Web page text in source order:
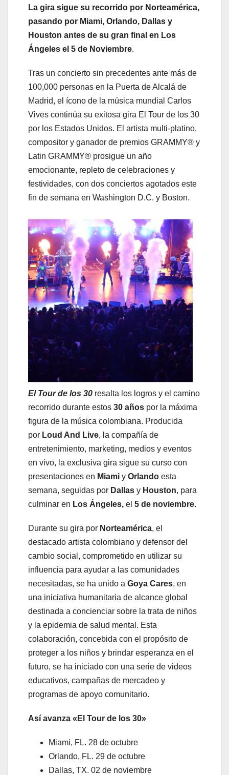
La gira sigue su recorrido por Norteamérica,
pasando por Miami, Orlando, Dallas y
Houston antes de su gran final en Los
Ángeles el 5 de Noviembre.
Tras un concierto sin precedentes ante más de
100,000 personas en la Puerta de Alcalá de
Madrid, el ícono de la música mundial Carlos
Vives continúa su exitosa gira El Tour de los 30
por los Estados Unidos. El artista multi-platino,
compositor y ganador de premios GRAMMY® y
Latin GRAMMY® prosigue un año
emocionante, repleto de celebraciones y
festividades, con dos conciertos agotados este
fin de semana en Washington D.C. y Boston.
El Tour de los 30 resalta los logros y el camino
recorrido durante estos 30 años por la máxima
figura de la música colombiana. Producida
por Loud And Live, la compañía de
entretenimiento, marketing, medios y eventos
en vivo, la exclusiva gira sigue su curso con
presentaciones en Miami y Orlando esta
semana, seguidas por Dallas y Houston, para
culminar en Los Ángeles, el 5 de noviembre.
Durante su gira por Norteamérica, el
destacado artista colombiano y defensor del
cambio social, comprometido en utilizar su
influencia para ayudar a las comunidades
necesitadas, se ha unido a Goya Cares, en
una iniciativa humanitaria de alcance global
destinada a concienciar sobre la trata de niños
y la epidemia de salud mental. Esta
colaboración, concebida con el propósito de
proteger a los niños y brindar esperanza en el
futuro, se ha iniciado con una serie de videos
educativos, campañas de mercadeo y
programas de apoyo comunitario.
Así avanza «El Tour de los 30»
Miami, FL. 28 de octubre
Orlando, FL. 29 de octubre
Dallas, TX. 02 de noviembre